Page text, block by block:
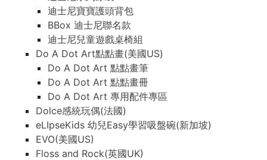
迪士尼寶寶護頭背包
BBox 迪士尼聯名款
迪士尼兒童遊戲桌椅組
Do A Dot Art點點畫(美國US)
Do A Dot Art 點點畫筆
Do A Dot Art 點點畫冊
Do A Dot Art 專用配件專區
Dolce感統玩偶(法國)
eLIpseKids 幼兒Easy學習吸盤碗(新加坡)
EVO(美國US)
Floss and Rock(英國UK)